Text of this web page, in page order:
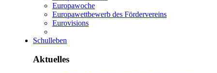
Europawoche
Europawettbewerb des Fördervereins
Eurovisions
Schulleben
Aktuelles